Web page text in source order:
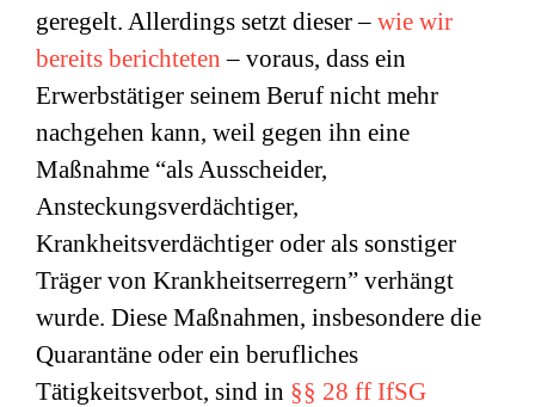
geregelt. Allerdings setzt dieser – wie wir
bereits berichteten – voraus, dass ein
Erwerbstätiger seinem Beruf nicht mehr
nachgehen kann, weil gegen ihn eine
Maßnahme “als Ausscheider,
Ansteckungsverdächtiger,
Krankheitsverdächtiger oder als sonstiger
Träger von Krankheitserregern” verhängt
wurde. Diese Maßnahmen, insbesondere die
Quarantäne oder ein berufliches
Tätigkeitsverbot, sind in §§ 28 ff IfSG